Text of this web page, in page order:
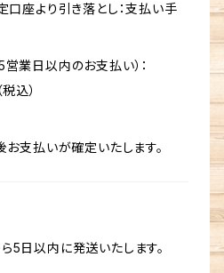
口座より引き落とし：支払い手
業日以内のお支払い）：
込）
お支払いが確定いたします。
5日以内に発送いたします。